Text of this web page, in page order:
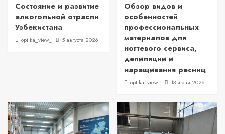
Состояние и развитие
алкогольной отрасли
Узбекистана
optika_view_ 5 августа 2026
Обзор видов и
особенностей
профессиональных
материалов для
ногтевого сервиса,
депиляции и
наращивания ресниц
optika_view_ 13 июля 2026